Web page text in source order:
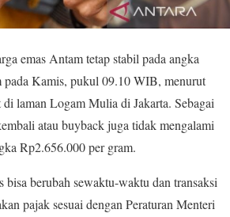
emas Antam tetap stabil pada angka
pada Kamis, pukul 09.10 WIB, menurut
laman Logam Mulia di Jakarta. Sebagai
atau buyback juga tidak mengalami
Rp2.656.000 per gram.
bisa berubah sewaktu-waktu dan transaksi
pajak sesuai dengan Peraturan Menteri